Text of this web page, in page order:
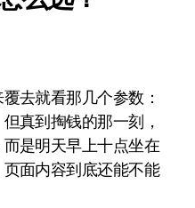
真到掏钱的那一刻，
是明天早上十点坐在
面内容到底还能不能